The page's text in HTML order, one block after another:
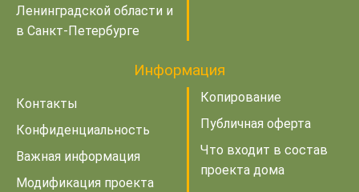
Ленинградской области и
в Санкт-Петербурге
Информация
Контакты
Конфиденциальность
Важная информация
Модификация проекта
Копирование
Публичная оферта
Что входит в состав
проекта дома